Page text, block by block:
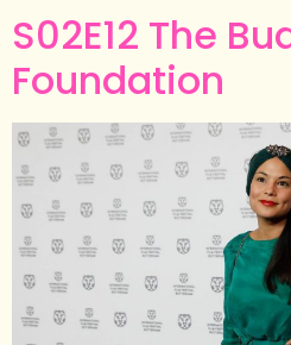
S02E12 The
Foundation